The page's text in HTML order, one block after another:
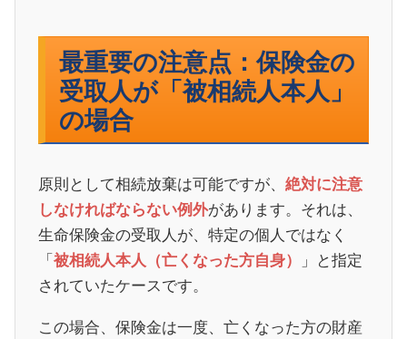
最重要の注意点：保険金の
受取人が「被相続人本人」
の場合
原則として相続放棄は可能ですが、 絶対に注意
しなければならない例外があります。それは、
生命保険金の受取人が、特定の個人ではなく
「被相続人本人（亡くなった方自身）
」と指定
されていたケースです。
この場合、保険金は一度、亡くなった方の財産